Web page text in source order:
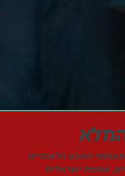
הטבע הלאומיים
אמנות ישראלית